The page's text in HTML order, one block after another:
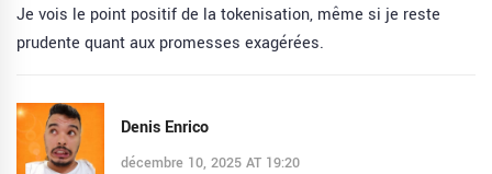
Je vois le point positif de la tokenisation, même si je reste
prudente quant aux promesses exagérées.
Denis Enrico
décembre 10, 2025 AT 19:20